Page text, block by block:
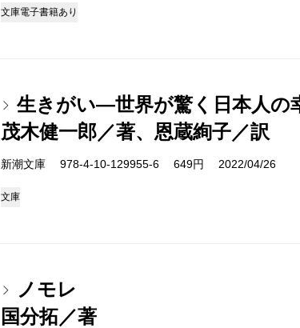
文庫電子書籍あり
生きがい―世界が驚く日本人
茂木健一郎／著、恩蔵絢子／訳
新潮文庫 978-4-10-129955-6 649円 2022/04/26
文庫
ノモレ
国分拓／著